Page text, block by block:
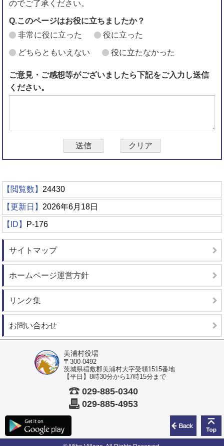
のでご了承ください。
Q.このページはお役に立ちましたか？
非常に役に立った
役に立った
どちらともいえない 役に立たなかった
ご意見・ご感想等がございましたら下記をご入力し送信
ください。
前の
【閲覧数】 24430
【更新日】 2026年6月18日
【ID】 P-176
サイトマップ
ホームページ運営方針
リンク集
お問い合わせ
美浦村役場
〒300-0492
茨城県稲敷郡美浦村大字受領1515番地
【平日】8時30分から17時15分まで
029-885-0340
029-885-4953